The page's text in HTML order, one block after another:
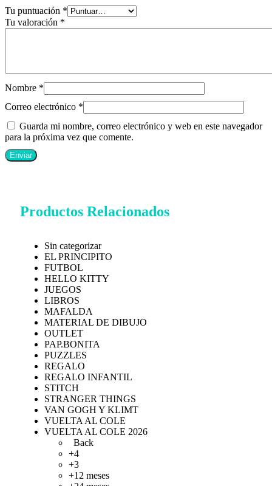
Tu puntuación *
Tu valoración *
Nombre *
Correo electrónico *
Guarda mi nombre, correo electrónico y web en este navegador
para la próxima vez que comente.
Productos Relacionados
Sin categorizar
EL PRINCIPITO
FUTBOL
HELLO KITTY
JUEGOS
LIBROS
MAFALDA
MATERIAL DE DIBUJO
OUTLET
PAP.BONITA
PUZZLES
REGALO
REGALO INFANTIL
STITCH
STRANGER THINGS
VAN GOGH Y KLIMT
VUELTA AL COLE
VUELTA AL COLE 2026
Back
+4
+3
+12 meses